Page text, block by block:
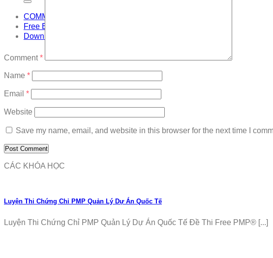
COMMUNITY
Free Exam
Download
Comment*
Name *
Email *
Website
Save my name, email, and website in this browser for the next time I
CÁC KHÓA HỌC
Luyện Thi Chứng Chỉ PMP Quản Lý Dự Án Quốc Tế
Luyện Thi Chứng Chỉ PMP Quản Lý Dự Án Quốc Tế Đề Thi Free PMP® [...]